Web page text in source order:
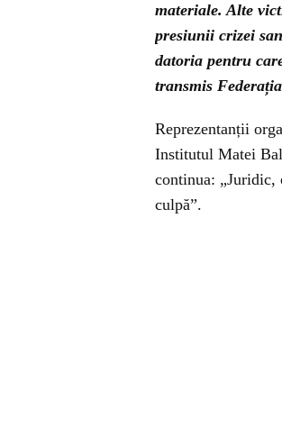
materiale. Alte
presiunii crizei
datoria pentru
transmis
Reprezentanții
Institutul Matei
continua: „Juridic,
culpă”.